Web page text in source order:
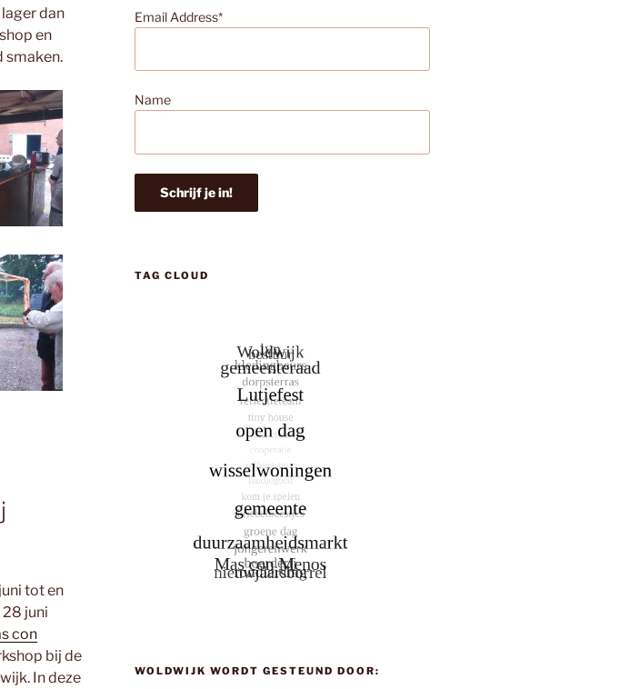
dan
en
smaken.
tot en
juni
con
bij de
In deze
h
t
Email Address*
Name
TAG CLOUD
WOLDWIJK WORDT GESTEUND DOOR: